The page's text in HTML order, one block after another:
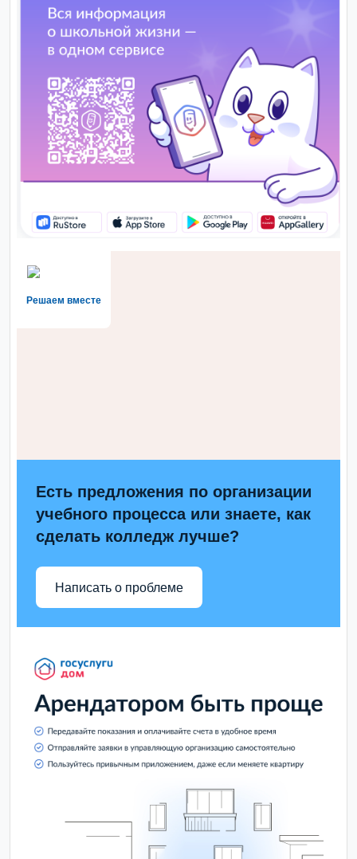
Решаем вместе
Есть предложения по организации
учебного процесса или знаете, как
сделать колледж лучше?
Написать о проблеме